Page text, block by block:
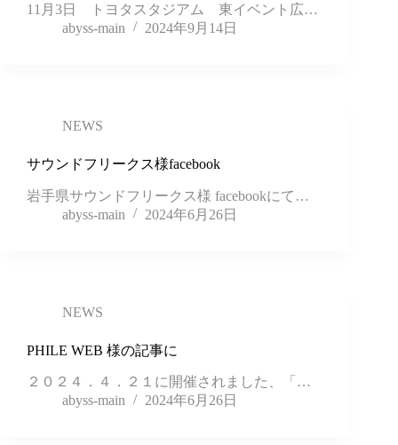
11月3日 トヨタスタジアム 東イベント広…
abyss-main
2024年9月14日
NEWS
サウンドフリークス様facebook
岩手県サウンドフリークス様 facebookにて…
abyss-main
2024年6月26日
NEWS
PHILE WEB 様の記事に
２０２４．４．２１に開催されました、「…
abyss-main
2024年6月26日